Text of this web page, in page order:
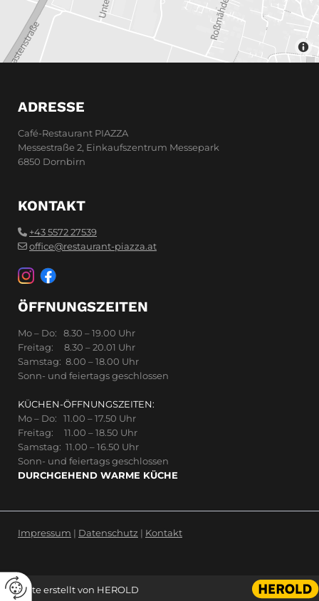
ADRESSE
Café-Restaurant PIAZZA
Messestraße 2, Einkaufszentrum Messepark
6850 Dornbirn
KONTAKT
 +43 5572 27539
 office@restaurant-piazza.at
ÖFFNUNGSZEITEN
Mo – Do: 8.30 – 19.00 Uhr
Freitag: 8.30 – 20.01 Uhr
Samstag: 8.00 – 18.00 Uhr
Sonn- und feiertags geschlossen
KÜCHEN-ÖFFNUNGSZEITEN:
Mo – Do: 11.00 – 17.50 Uhr
Freitag: 11.00 – 18.50 Uhr
Samstag: 11.00 – 16.50 Uhr
Sonn- und feiertags geschlossen
DURCHGEHEND WARME KÜCHE
Impressum | Datenschutz | Kontakt
Website erstellt von HEROLD